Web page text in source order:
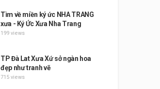
Tìm về miền ký ức NHA TRANG
xưa - Ký Ức Xưa Nha Trang
199 views
TP Đà Lat Xưa Xứ sở ngàn hoa
đẹp như tranh vẽ
715 views